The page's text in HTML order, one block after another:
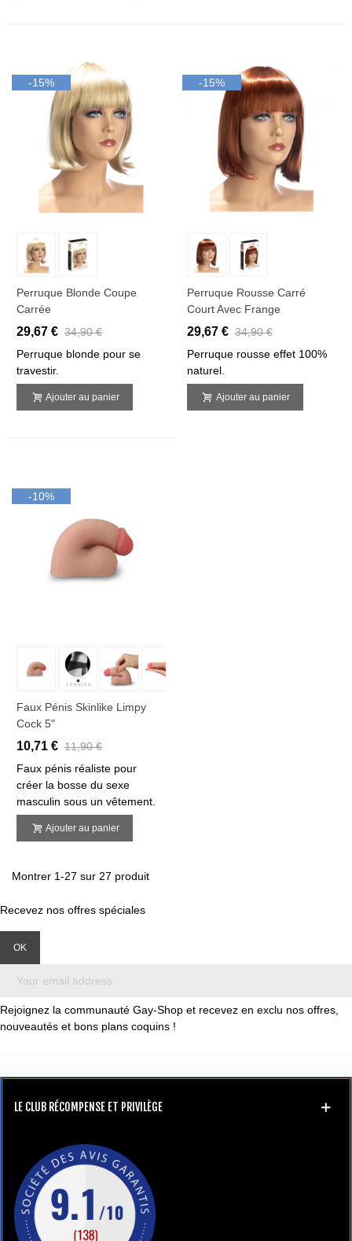
-15%
Perruque Blonde Coupe
Carrée
29,67 € 34,90 €
Perruque blonde pour se
travestir.
Ajouter au panier
-15%
Perruque Rousse Carré
Court Avec Frange
29,67 € 34,90 €
Perruque rousse effet 100%
naturel.
Ajouter au panier
-10%
Faux Pénis Skinlike Limpy
Cock 5"
10,71 € 11,90 €
Faux pénis réaliste pour
créer la bosse du sexe
masculin sous un vêtement.
Ajouter au panier
Montrer 1-27 sur 27 produit
Recevez nos offres spéciales
Rejoignez la communauté Gay-Shop et recevez en exclu nos offres,
nouveautés et bons plans coquins !
LE CLUB RÉCOMPENSE ET PRIVILÈGE